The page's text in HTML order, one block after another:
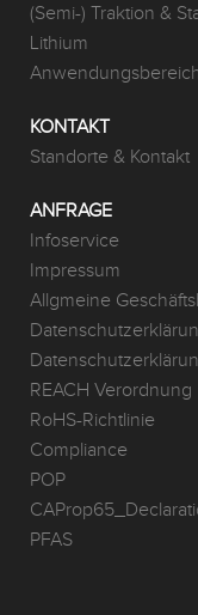
(Semi-) Traktion &
Lithium
KONTAKT
Standorte & Kontakt
ANFRAGE
Infoservice
Impressum
Allgmeine
REACH Verordnung
RoHS-Richtlinie
Compliance
POP
PFAS